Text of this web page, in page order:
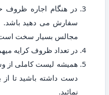
در هنگام اجاره ظروف
سفارش می دهید باشد.
مجالس بسیار سخت
در تعداد ظروف کرایه
همیشه لیست کاملی از
دست داشته باشید تا از
نمائید.